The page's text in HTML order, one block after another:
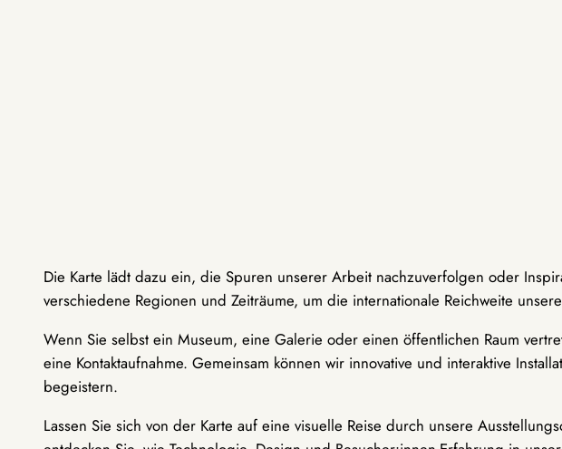
Die Karte lädt dazu ein, die Spuren unserer Arbeit nachzuverfolgen oder
verschiedene Regionen und Zeiträume, um die internationale Reichweite
Wenn Sie selbst ein Museum, eine Galerie oder einen öffentlichen Raum
eine Kontaktaufnahme. Gemeinsam können wir innovative und interaktive
begeistern.
Lassen Sie sich von der Karte auf eine visuelle Reise durch unsere